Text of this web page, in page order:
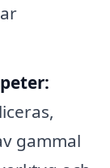
gammal